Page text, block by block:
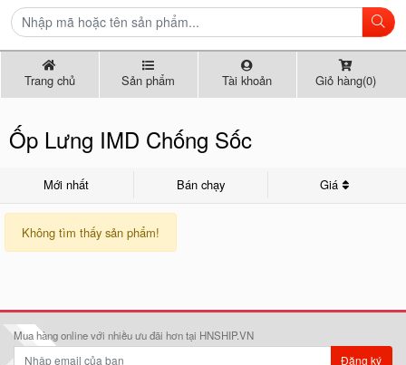
Trang chủ Sản phẩm Tài khoản Giỏ hàng(0)
Ốp Lưng IMD Chống Sốc
Mới nhất Bán chạy Giá
Không tìm thấy sản phẩm!
Mua hàng online với nhiều ưu đãi hơn tại HNSHIP.VN
Đăng ký